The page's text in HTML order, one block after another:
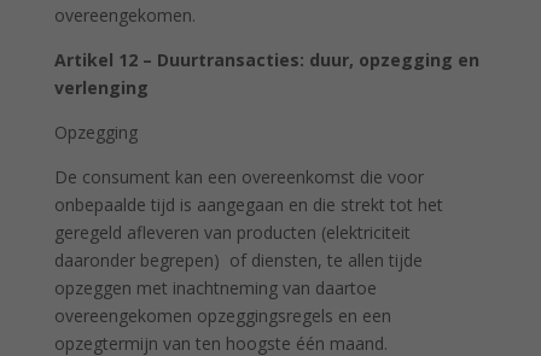
overeengekomen.
Artikel 12 – Duurtransacties: duur, opzegging en
verlenging
Opzegging
De consument kan een overeenkomst die voor
onbepaalde tijd is aangegaan en die strekt tot het
geregeld afleveren van producten (elektriciteit
daaronder begrepen) of diensten, te allen tijde
opzeggen met inachtneming van daartoe
overeengekomen opzeggingsregels en een
opzegtermijn van ten hoogste één maand.